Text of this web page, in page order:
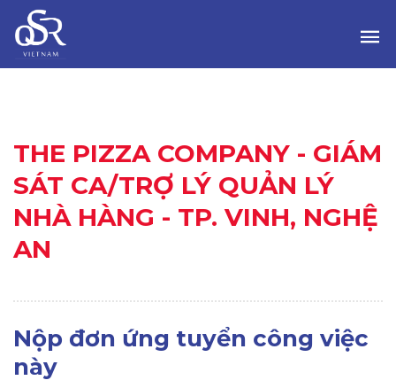
THE PIZZA COMPANY - GIÁM
SÁT CA/TRỢ LÝ QUẢN LÝ
NHÀ HÀNG - TP. VINH, NGHỆ
AN
Nộp đơn ứng tuyển công việc
này